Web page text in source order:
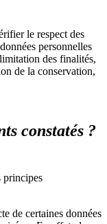
le respect des
personnelles
des finalités,
de la conservation,
constatés ?
principes
de certaines données